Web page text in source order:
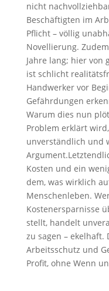
nicht
Beschäftigten im
Pflicht – völlig
Novellierung.
Jahre lang; hier von
ist schlicht
Handwerker vor
Gefährdungen
Warum dies nun
Problem erklärt
unverständlich und
Kosten und ein
dem, was wirklich
Menschenleben.
Kostenersparnisse
stellt, handelt
zu sagen –
Arbeitsschutz und
Profit, ohne Wenn